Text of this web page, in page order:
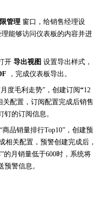
管理 窗口，给销售经理设
能够访问仪表板的内容并进
开 导出视图 设置导出样式，
，完成仪表板导出。
月度毛利走势”，创建订阅“12
关配置，订阅配置完成后销售
的订阅信息。
商品销量排行Top10”，创建预
相关配置，预警创建完成后，
的月销量低于600时，系统将
预警信息。